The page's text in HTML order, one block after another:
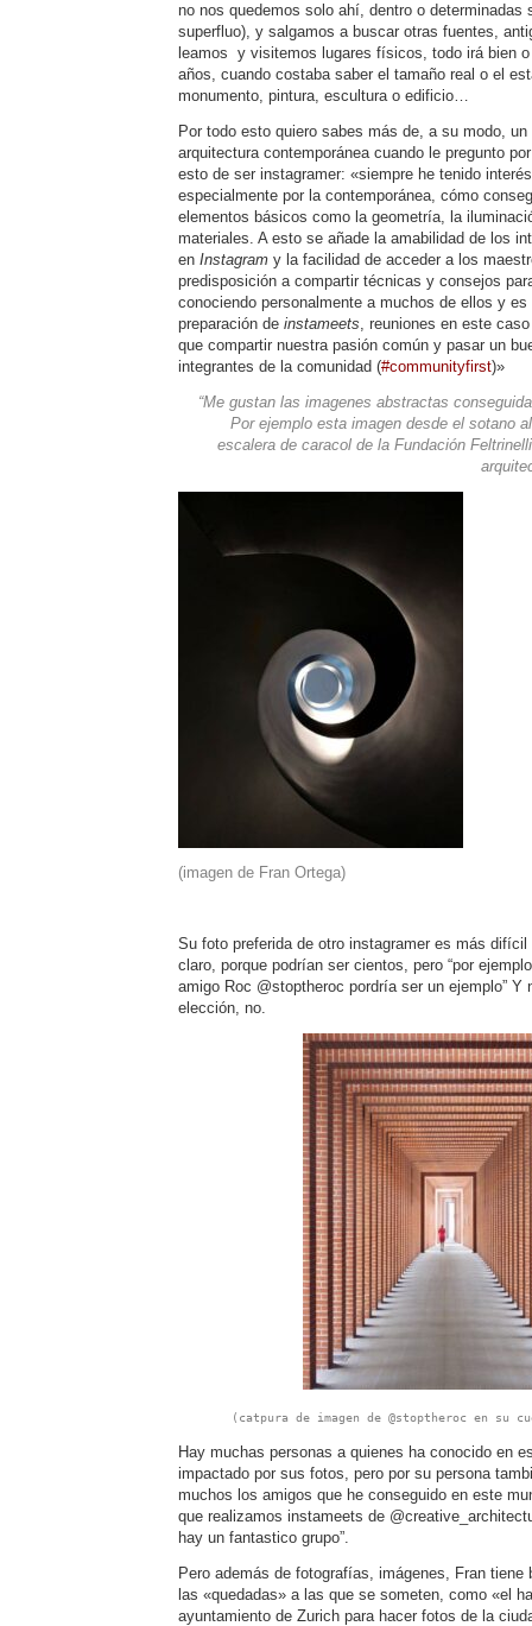
no nos quedemos solo ahí, dentro o determinadas
superfluo), y salgamos a buscar otras fuentes,
leamos y visitemos lugares físicos, todo irá bien
años, cuando costaba saber el tamaño real o el
monumento, pintura, escultura o edificio…
Por todo esto quiero sabes más de, a su modo,
arquitectura contemporánea cuando le pregunto
esto de ser instagramer: «siempre he tenido
especialmente por la contemporánea, cómo
elementos básicos como la geometría, la
materiales. A esto se añade la amabilidad de los
en Instagram y la facilidad de acceder a los
predisposición a compartir técnicas y consejos
conociendo personalmente a muchos de ellos y
preparación de instameets , reuniones en este
que compartir nuestra pasión común y pasar un
integrantes de la comunidad (#communityfirst)»
“Me gustan las imagenes abstractas
Por ejemplo esta imagen desde el sotano
escalera de caracol de la Fundación
(imagen de Fran Ortega)
Su foto preferida de otro instagramer es más
claro, porque podrían ser cientos, pero “por
amigo Roc @stoptheroc pordría ser un ejemplo” Y
elección, no.
(catpura de imagen de @stoptheroc en su
Hay muchas personas a quienes ha conocido en
impactado por sus fotos, pero por su persona
muchos los amigos que he conseguido en este
que realizamos instameets de
hay un fantastico grupo”.
Pero además de fotografías, imágenes, Fran tiene
las «quedadas» a las que se someten, como «el
ayuntamiento de Zurich para hacer fotos de la